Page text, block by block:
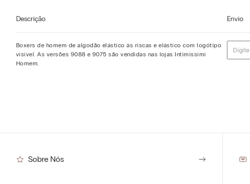
Descrição
Boxers de homem de algodão elástico às riscas e elástico com logótipo
visível. As versões 9088 e 9075 são vendidas nas lojas Intimissimi
Homem.
Envio
Sobre Nós